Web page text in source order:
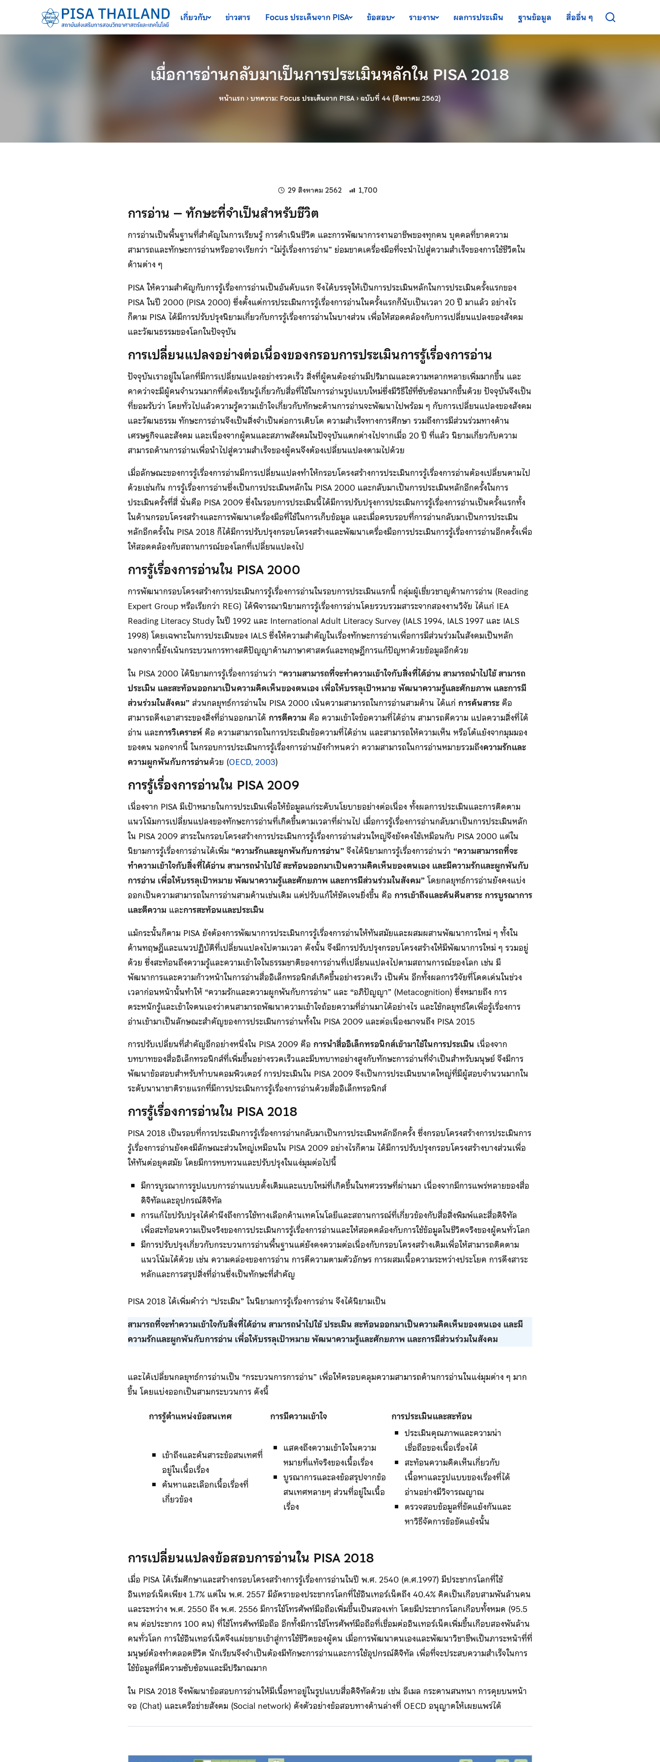
ข้ามไปยังเนื้อหาหลัก
เกี่ยวกับ
ข่าวสาร Focus ประเด็นจาก PISA ข้อสอบ รายงาน ผลการประเมิน ฐานข้อมูล สื่ออื่น ๆ
เมื่อการอ่านกลับมาเป็นการประเมินหลักใน PISA 2018
หน้าแรก ›บทความ: Focus ประเด็นจาก PISA›ฉบับที่ 44 (สิงหาคม 2562)
29 สิงหาคม 2562 แก้ไขล่าสุดเมื่อ:
1,700
การอ่าน – ทักษะที่จำเป็นสำหรับชีวิต
การอ่านเป็นพื้นฐานที่สำคัญในการเรียนรู้ การดำเนินชีวิต และการพัฒนาการงานอาชีพของทุกคน บุคคลที่ขาดความ
สามารถและทักษะการอ่านหรืออาจเรียกว่า “ไม่รู้เรื่องการอ่าน” ย่อมขาดเครื่องมือที่จะนำไปสู่ความสำเร็จของการใช้ชีวิตใน
ด้านต่าง ๆ
PISA ให้ความสำคัญกับการรู้เรื่องการอ่านเป็นอันดับแรก จึงได้บรรจุให้เป็นการประเมินหลักในการประเมินครั้งแรกของ
PISA ในปี 2000 (PISA 2000) ซึ่งตั้งแต่การประเมินการรู้เรื่องการอ่านในครั้งแรกก็นับเป็นเวลา 20 ปี มาแล้ว อย่างไร
ก็ตาม PISA ได้มีการปรับปรุงนิยามเกี่ยวกับการรู้เรื่องการอ่านในบางส่วน เพื่อให้สอดคล้องกับการเปลี่ยนแปลงของสังคม
และวัฒนธรรมของโลกในปัจจุบัน
การเปลี่ยนแปลงอย่างต่อเนื่องของกรอบการประเมินการรู้เรื่องการอ่าน
ปัจจุบันเราอยู่ในโลกที่มีการเปลี่ยนแปลงอย่างรวดเร็ว สิ่งที่ผู้คนต้องอ่านมีปริมาณและความหลากหลายเพิ่มมากขึ้น และ
คาดว่าจะมีผู้คนจำนวนมากที่ต้องเรียนรู้เกี่ยวกับสื่อที่ใช้ในการอ่านรูปแบบใหม่ซึ่งมีวิธีใช้ที่ซับซ้อนมากขึ้นด้วย ปัจจุบันจึงเป็น
ที่ยอมรับว่า โดยทั่วไปแล้วความรู้ความเข้าใจเกี่ยวกับทักษะด้านการอ่านจะพัฒนาไปพร้อม ๆ กับการเปลี่ยนแปลงของสังคม
และวัฒนธรรม ทักษะการอ่านจึงเป็นสิ่งจำเป็นต่อการเติบโต ความสำเร็จทางการศึกษา รวมถึงการมีส่วนร่วมทางด้าน
เศรษฐกิจและสังคม และเนื่องจากผู้คนและสภาพสังคมในปัจจุบันแตกต่างไปจากเมื่อ 20 ปี ที่แล้ว นิยามเกี่ยวกับความ
สามารถด้านการอ่านเพื่อนำไปสู่ความสำเร็จของผู้คนจึงต้องเปลี่ยนแปลงตามไปด้วย
เมื่อลักษณะของการรู้เรื่องการอ่านมีการเปลี่ยนแปลงทำให้กรอบโครงสร้างการประเมินการรู้เรื่องการอ่านต้องเปลี่ยนตามไป
ด้วยเช่นกัน การรู้เรื่องการอ่านซึ่งเป็นการประเมินหลักใน PISA 2000 และกลับมาเป็นการประเมินหลักอีกครั้งในการ
ประเมินครั้งที่สี่ นั่นคือ PISA 2009 ซึ่งในรอบการประเมินนี้ได้มีการปรับปรุงการประเมินการรู้เรื่องการอ่านเป็นครั้งแรกทั้ง
ในด้านกรอบโครงสร้างและการพัฒนาเครื่องมือที่ใช้ในการเก็บข้อมูล และเมื่อครบรอบที่การอ่านกลับมาเป็นการประเมิน
หลักอีกครั้งใน PISA 2018 ก็ได้มีการปรับปรุงกรอบโครงสร้างและพัฒนาเครื่องมือการประเมินการรู้เรื่องการอ่านอีกครั้งเพื่อ
ให้สอดคล้องกับสถานการณ์ของโลกที่เปลี่ยนแปลงไป
การรู้เรื่องการอ่านใน PISA 2000
การพัฒนากรอบโครงสร้างการประเมินการรู้เรื่องการอ่านในรอบการประเมินแรกนี้ กลุ่มผู้เชี่ยวชาญด้านการอ่าน (Reading
Expert Group หรือเรียกว่า REG) ได้พิจารณานิยามการรู้เรื่องการอ่านโดยรวบรวมสาระจากสองงานวิจัย ได้แก่ IEA
Reading Literacy Study ในปี 1992 และ International Adult Literacy Survey (IALS 1994, IALS 1997 และ IALS
1998) โดยเฉพาะในการประเมินของ IALS ซึ่งให้ความสำคัญในเรื่องทักษะการอ่านเพื่อการมีส่วนร่วมในสังคมเป็นหลัก
นอกจากนี้ยังเน้นกระบวนการทางสติปัญญาด้านภาษาศาสตร์และทฤษฎีการแก้ปัญหาด้วยข้อมูลอีกด้วย
ใน PISA 2000 ได้นิยามการรู้เรื่องการอ่านว่า “ความสามารถที่จะทำความเข้าใจกับสิ่งที่ได้อ่าน สามารถนำไปใช้ สามารถ
ประเมิน และสะท้อนออกมาเป็นความคิดเห็นของตนเอง เพื่อให้บรรลุเป้าหมาย พัฒนาความรู้และศักยภาพ และการมี
ส่วนร่วมในสังคม” ส่วนกลยุทธ์การอ่านใน PISA 2000 เน้นความสามารถในการอ่านสามด้าน ได้แก่ การค้นสาระ คือ
สามารถดึงเอาสาระของสิ่งที่อ่านออกมาได้ การตีความ คือ ความเข้าใจข้อความที่ได้อ่าน สามารถตีความ แปลความสิ่งที่ได้
อ่าน และการวิเคราะห์ คือ ความสามารถในการประเมินข้อความที่ได้อ่าน และสามารถให้ความเห็น หรือโต้แย้งจากมุมมอง
ของตน นอกจากนี้ ในกรอบการประเมินการรู้เรื่องการอ่านยังกำหนดว่า ความสามารถในการอ่านหมายรวมถึงความรักและ
ความผูกพันกับการอ่านด้วย (OECD, 2003)
การรู้เรื่องการอ่านใน PISA 2009
เนื่องจาก PISA มีเป้าหมายในการประเมินเพื่อให้ข้อมูลแก่ระดับนโยบายอย่างต่อเนื่อง ทั้งผลการประเมินและการติดตาม
แนวโน้มการเปลี่ยนแปลงของทักษะการอ่านที่เกิดขึ้นตามเวลาที่ผ่านไป เมื่อการรู้เรื่องการอ่านกลับมาเป็นการประเมินหลัก
ใน PISA 2009 สาระในกรอบโครงสร้างการประเมินการรู้เรื่องการอ่านส่วนใหญ่จึงยังคงใช้เหมือนกับ PISA 2000 แต่ใน
นิยามการรู้เรื่องการอ่านได้เพิ่ม “ความรักและผูกพันกับการอ่าน”จึงได้นิยามการรู้เรื่องการอ่านว่า “ความสามารถที่จะ
ทำความเข้าใจกับสิ่งที่ได้อ่าน สามารถนำไปใช้ สะท้อนออกมาเป็นความคิดเห็นของตนเอง และมีความรักและผูกพันกับ
การอ่าน เพื่อให้บรรลุเป้าหมาย พัฒนาความรู้และศักยภาพ และการมีส่วนร่วมในสังคม”โดยกลยุทธ์การอ่านยังคงแบ่ง
ออกเป็นความสามารถในการอ่านสามด้านเช่นเดิม แต่ปรับแก้ให้ชัดเจนยิ่งขึ้น คือ การเข้าถึงและค้นคืนสาระ การบูรณาการ
และตีความ และการสะท้อนและประเมิน
แม้กระนั้นก็ตาม PISA ยังต้องการพัฒนาการประเมินการรู้เรื่องการอ่านให้ทันสมัยและผสมผสานพัฒนาการใหม่ ๆ ทั้งใน
ด้านทฤษฎีและแนวปฏิบัติที่เปลี่ยนแปลงไปตามเวลา ดังนั้น จึงมีการปรับปรุงกรอบโครงสร้างให้มีพัฒนาการใหม่ ๆ รวมอยู่
ด้วย ซึ่งสะท้อนถึงความรู้และความเข้าใจในธรรมชาติของการอ่านที่เปลี่ยนแปลงไปตามสถานการณ์ของโลก เช่น มี
พัฒนาการและความก้าวหน้าในการอ่านสื่ออิเล็กทรอนิกส์เกิดขึ้นอย่างรวดเร็ว เป็นต้น อีกทั้งผลการวิจัยที่โดดเด่นในช่วง
เวลาก่อนหน้านั้นทำให้ “ความรักและความผูกพันกับการอ่าน” และ “อภิปัญญา” (Metacognition) ซึ่งหมายถึง การ
ตระหนักรู้และเข้าใจตนเองว่าตนสามารถพัฒนาความเข้าใจถ้อยความที่อ่านมาได้อย่างไร และใช้กลยุทธ์ใดเพื่อรู้เรื่องการ
อ่านเข้ามาเป็นลักษณะสำคัญของการประเมินการอ่านทั้งใน PISA 2009 และต่อเนื่องมาจนถึง PISA 2015
การปรับเปลี่ยนที่สำคัญอีกอย่างหนึ่งใน PISA 2009 คือ การนำสื่ออิเล็กทรอนิกส์เข้ามาใช้ในการประเมิน เนื่องจาก
บทบาทของสื่ออิเล็กทรอนิกส์ที่เพิ่มขึ้นอย่างรวดเร็วและมีบทบาทอย่างสูงกับทักษะการอ่านที่จำเป็นสำหรับมนุษย์ จึงมีการ
พัฒนาข้อสอบสำหรับทำบนคอมพิวเตอร์ การประเมินใน PISA 2009 จึงเป็นการประเมินขนาดใหญ่ที่มีผู้สอบจำนวนมากใน
ระดับนานาชาติรายแรกที่มีการประเมินการรู้เรื่องการอ่านด้วยสื่ออิเล็กทรอนิกส์
การรู้เรื่องการอ่านใน PISA 2018
PISA 2018 เป็นรอบที่การประเมินการรู้เรื่องการอ่านกลับมาเป็นการประเมินหลักอีกครั้ง ซึ่งกรอบโครงสร้างการประเมินการ
รู้เรื่องการอ่านยังคงมีลักษณะส่วนใหญ่เหมือนใน PISA 2009 อย่างไรก็ตาม ได้มีการปรับปรุงกรอบโครงสร้างบางส่วนเพื่อ
ให้ทันต่อยุคสมัย โดยมีการทบทวนและปรับปรุงในแง่มุมต่อไปนี้
มีการบูรณาการรูปแบบการอ่านแบบดั้งเดิมและแบบใหม่ที่เกิดขึ้นในทศวรรษที่ผ่านมา เนื่องจากมีการแพร่หลายของสื่อ
ดิจิทัลและอุปกรณ์ดิจิทัล
การแก้ไขปรับปรุงได้คำนึงถึงการใช้ทางเลือกด้านเทคโนโลยีและสถานการณ์ที่เกี่ยวข้องกับสื่อสิ่งพิมพ์และสื่อดิจิทัล
เพื่อสะท้อนความเป็นจริงของการประเมินการรู้เรื่องการอ่านและให้สอดคล้องกับการใช้ข้อมูลในชีวิตจริงของผู้คนทั่วโลก
มีการปรับปรุงเกี่ยวกับกระบวนการอ่านพื้นฐานแต่ยังคงความต่อเนื่องกับกรอบโครงสร้างเดิมเพื่อให้สามารถติดตาม
แนวโน้มได้ด้วย เช่น ความคล่องของการอ่าน การตีความตามตัวอักษร การผสมเนื้อความระหว่างประโยค การดึงสาระ
หลักและการสรุปสิ่งที่อ่านซึ่งเป็นทักษะที่สำคัญ
PISA 2018 ได้เพิ่มคำว่า “ประเมิน” ในนิยามการรู้เรื่องการอ่าน จึงได้นิยามเป็น
สามารถที่จะทำความเข้าใจกับสิ่งที่ได้อ่าน สามารถนำไปใช้ ประเมิน สะท้อนออกมาเป็นความคิดเห็นของตนเอง และมี
ความรักและผูกพันกับการอ่าน เพื่อให้บรรลุเป้าหมาย พัฒนาความรู้และศักยภาพ และการมีส่วนร่วมในสังคม
และได้เปลี่ยนกลยุทธ์การอ่านเป็น “กระบวนการการอ่าน” เพื่อให้ครอบคลุมความสามารถด้านการอ่านในแง่มุมต่าง ๆ มาก
ขึ้น โดยแบ่งออกเป็นสามกระบวนการ ดังนี้
การรู้ตำแหน่งข้อสนเทศ
การมีความเข้าใจ การประเมินและสะท้อน
เข้าถึงและค้นสาระข้อสนเทศที่
อยู่ในเนื้อเรื่อง
ค้นหาและเลือกเนื้อเรื่องที่
เกี่ยวข้อง
แสดงถึงความเข้าใจในความ
หมายที่แท้จริงของเนื้อเรื่อง
บูรณาการและลงข้อสรุปจากข้อ
สนเทศหลายๆ ส่วนที่อยู่ในเนื้อ
เรื่อง
ประเมินคุณภาพและความน่า
เชื่อถือของเนื้อเรื่องได้
สะท้อนความคิดเห็นเกี่ยวกับ
เนื้อหาและรูปแบบของเรื่องที่ได้
อ่านอย่างมีวิจารณญาณ
ตรวจสอบข้อมูลที่ขัดแย้งกันและ
หาวิธีจัดการข้อขัดแย้งนั้น
การเปลี่ยนแปลงข้อสอบการอ่านใน PISA 2018
เมื่อ PISA ได้เริ่มศึกษาและสร้างกรอบโครงสร้างการรู้เรื่องการอ่านในปี พ.ศ. 2540 (ค.ศ.1997) มีประชากรโลกที่ใช้
อินเทอร์เน็ตเพียง 1.7% แต่ใน พ.ศ. 2557 มีอัตราของประชากรโลกที่ใช้อินเทอร์เน็ตถึง 40.4% คิดเป็นเกือบสามพันล้านคน
และระหว่าง พ.ศ. 2550 ถึง พ.ศ. 2556 มีการใช้โทรศัพท์มือถือเพิ่มขึ้นเป็นสองเท่า โดยมีประชากรโลกเกือบทั้งหมด (95.5
คน ต่อประชากร 100 คน) ที่ใช้โทรศัพท์มือถือ อีกทั้งมีการใช้โทรศัพท์มือถือที่เชื่อมต่ออินเทอร์เน็ตเพิ่มขึ้นเกือบสองพันล้าน
คนทั่วโลก การใช้อินเทอร์เน็ตจึงแผ่ขยายเข้าสู่การใช้ชีวิตของผู้คน เมื่อการพัฒนาตนเองและพัฒนาวิชาชีพเป็นภาระหน้าที่ที่
มนุษย์ต้องทำตลอดชีวิต นักเรียนจึงจำเป็นต้องมีทักษะการอ่านและการใช้อุปกรณ์ดิจิทัล เพื่อที่จะประสบความสำเร็จในการ
ใช้ข้อมูลที่มีความซับซ้อนและมีปริมาณมาก
ใน PISA 2018 จึงพัฒนาข้อสอบการอ่านให้มีเนื้อหาอยู่ในรูปแบบสื่อดิจิทัลด้วย เช่น อีเมล กระดานสนทนา การคุยบนหน้า
จอ (Chat) และเครือข่ายสังคม (Social network) ดังตัวอย่างข้อสอบทางด้านล่างที่ OECD อนุญาตให้เผยแพร่ได้